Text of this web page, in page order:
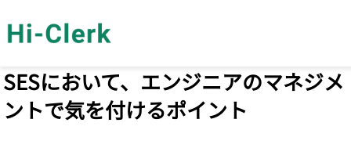
SESにおいて、エンジニアのマネジメ
ントで気を付けるポイント